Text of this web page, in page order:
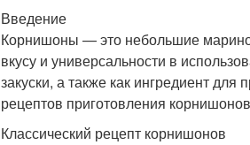
Введение
Корнишоны — это небольшие
вкусу и универсальности в
закуски, а также как ингредиент
рецептов приготовления
Классический рецепт корнишонов